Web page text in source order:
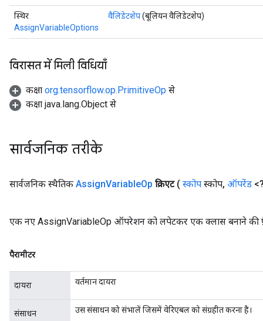
स्थिर
AssignVariableOptions
वैलिडेटशेप(बूलियन वैलिडेटशेप)
विरासत में मिली विधियाँ
कक्षा org.tensorflow.op.PrimitiveOp से
कक्षा java.lang.Object से
सार्वजनिक तरीके
सार्वजनिक स्थैतिक AssignVariableOp क्रिएट ( स्कोप स्कोप, ऑपरेंड
एक नए AssignVariableOp ऑपरेशन को लपेटकर एक क्लास बनाने की
पैरामीटर
दायरा वर्तमान दायरा
संसाधन उस संसाधन को संभालें जिसमें वेरिएबल को संग्रहीत करना है।